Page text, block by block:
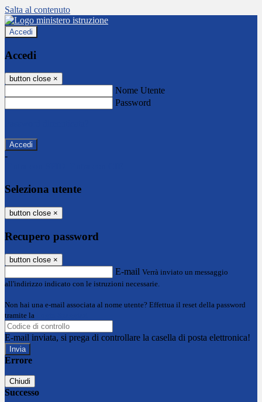
Salta al contenuto
Accedi
Accedi
button close ×
Nome Utente
Password
-
Seleziona utente
button close ×
Recupero password
button close ×
E-mail Verrà inviato un messaggio
all'indirizzo indicato con le istruzioni necessarie.
Non hai una e-mail associata al nome utente? Effettua il reset della password
tramite la
E-mail inviata, si prega di controllare la casella di posta elettronica!
Errore
Chiudi
Successo